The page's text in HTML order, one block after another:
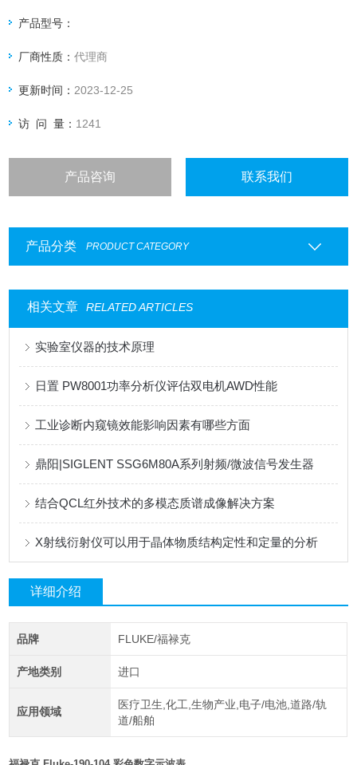
产品型号：
厂商性质：代理商
更新时间： 2023-12-25
访 问 量： 1241
产品咨询 联系我们
产品分类 PRODUCT CATEGORY
相关文章 RELATED ARTICLES
实验室仪器的技术原理
日置 PW8001功率分析仪评估双电机AWD性能
工业诊断内窥镜效能影响因素有哪些方面
鼎阳|SIGLENT SSG6M80A系列射频/微波信号发生器
结合QCL红外技术的多模态质谱成像解决方案
X射线衍射仪可以用于晶体物质结构定性和定量的分析
详细介绍
品牌 FLUKE/福禄克
产地类别 进口
应用领域
医疗卫生,化工,生物产业,电子/电池,道路/轨
道/船舶